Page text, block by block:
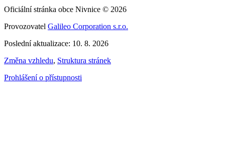
Oficiální stránka obce Nivnice © 2026
Provozovatel Galileo Corporation s.r.o.
Poslední aktualizace: 10. 8. 2026
Změna vzhledu, Struktura stránek
Prohlášení o přístupnosti